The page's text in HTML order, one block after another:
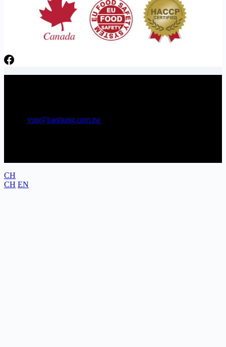
yun@lianhung.com.tw
CH
CH EN